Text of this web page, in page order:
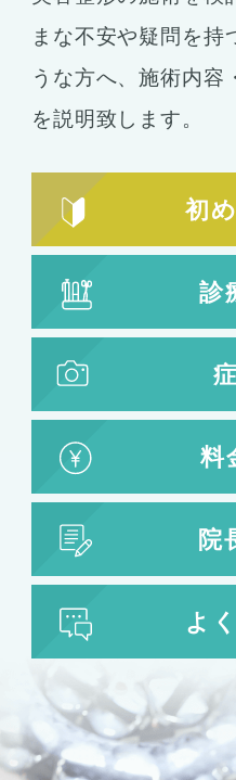
まな不安や疑問を持
うな方へ、施術内容
を説明致します。
初
診
料
院
よ